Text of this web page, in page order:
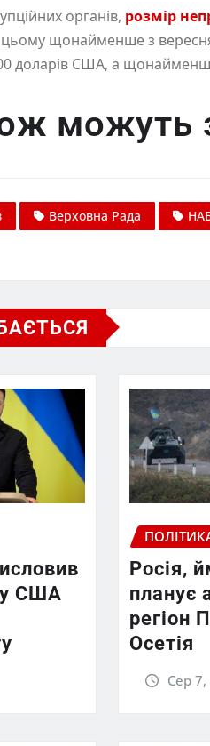
органів, розмір
щонайменше з
доларів США, а
можуть
Верховна Рада
США
Росія,
планує
регіон
Осетія
Сер